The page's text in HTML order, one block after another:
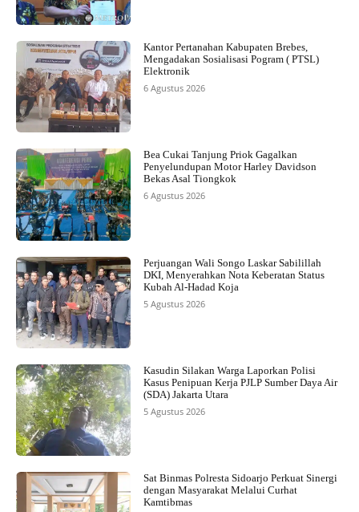
Kantor Pertanahan Kabupaten Brebes,
Mengadakan Sosialisasi Pogram ( PTSL)
Elektronik
6 Agustus 2026
Bea Cukai Tanjung Priok Gagalkan
Penyelundupan Motor Harley Davidson
Bekas Asal Tiongkok
6 Agustus 2026
Perjuangan Wali Songo Laskar Sabilillah
DKI, Menyerahkan Nota Keberatan Status
Kubah Al-Hadad Koja
5 Agustus 2026
Kasudin Silakan Warga Laporkan Polisi
Kasus Penipuan Kerja PJLP Sumber Daya Air
(SDA) Jakarta Utara
5 Agustus 2026
Sat Binmas Polresta Sidoarjo Perkuat Sinergi
dengan Masyarakat Melalui Curhat
Kamtibmas